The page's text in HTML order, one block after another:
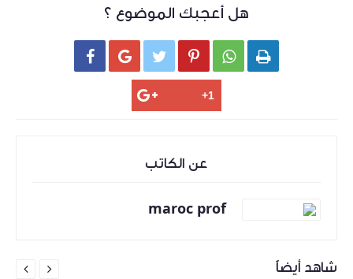
هل أعجبك الموضوع ؟
     
عن الكاتب
maroc prof
شاهد أيضاً 
